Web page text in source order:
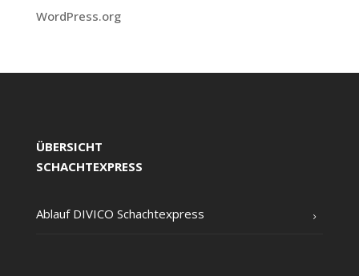
WordPress.org
ÜBERSICHT
SCHACHTEXPRESS
Ablauf DIVICO Schachtexpress